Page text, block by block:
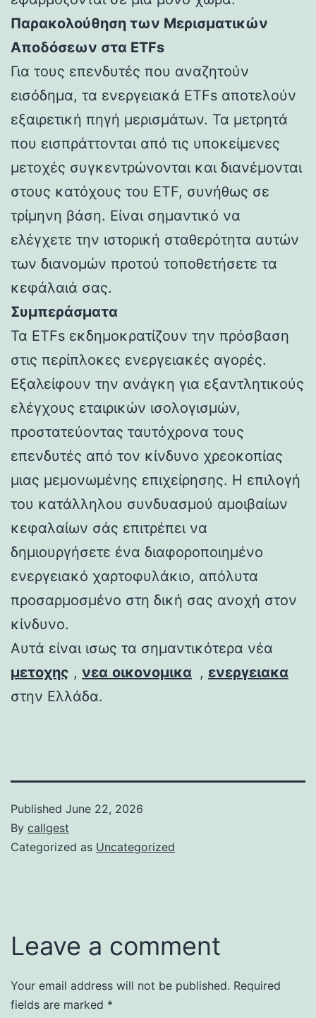
Παρακολούθηση των Μερισματικών
Αποδόσεων στα ETFs
Για τους επενδυτές που αναζητούν
εισόδημα, τα ενεργειακά ETFs αποτελούν
εξαιρετική πηγή μερισμάτων. Τα μετρητά
που εισπράττονται από τις υποκείμενες
μετοχές συγκεντρώνονται και διανέμονται
στους κατόχους του ETF, συνήθως σε
τρίμηνη βάση. Είναι σημαντικό να
ελέγχετε την ιστορική σταθερότητα αυτών
των διανομών προτού τοποθετήσετε τα
κεφάλαιά σας.
Συμπεράσματα
Τα ETFs εκδημοκρατίζουν την πρόσβαση
στις περίπλοκες ενεργειακές αγορές.
Εξαλείφουν την ανάγκη για εξαντλητικούς
ελέγχους εταιρικών ισολογισμών,
προστατεύοντας ταυτόχρονα τους
επενδυτές από τον κίνδυνο χρεοκοπίας
μιας μεμονωμένης επιχείρησης. Η επιλογή
του κατάλληλου συνδυασμού αμοιβαίων
κεφαλαίων σάς επιτρέπει να
δημιουργήσετε ένα διαφοροποιημένο
ενεργειακό χαρτοφυλάκιο, απόλυτα
προσαρμοσμένο στη δική σας ανοχή στον
κίνδυνο.
Αυτά είναι ισως τα σημαντικότερα νέα
μετοχης , νεα οικονομικα , ενεργειακα
στην Ελλάδα.
Published June 22, 2026
By callgest
Categorized as Uncategorized
Leave a comment
Your email address will not be published. Required
fields are marked *